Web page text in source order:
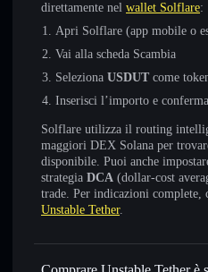
direttamente nel wallet Solflare:
Apri Solflare (app mobile o
Vai alla scheda Scambia
Seleziona USDUT come
Inserisci l’importo e
Solflare utilizza il routing
maggiori DEX Solana per
disponibile. Puoi anche
strategia DCA (dollar-cost
trade. Per indicazioni complete,
Unstable Tether.